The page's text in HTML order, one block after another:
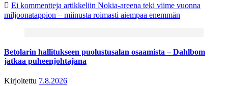
Ei kommentteja artikkeliin Nokia-areena teki viime vuonna
miljoonatappion – miinusta roimasti aiempaa enemmän
Betolarin hallitukseen puolustusalan osaamista – Dahlbom
jatkaa puheenjohtajana
Kirjoitettu 7.8.2026